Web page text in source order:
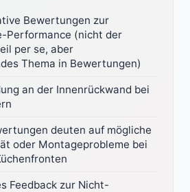
Bewertungen zur
Performance (nicht der
per se, aber
Thema in Bewertungen)
an der Innenrückwand bei
deuten auf mögliche
oder Montageprobleme bei
Feedback zur Nicht-